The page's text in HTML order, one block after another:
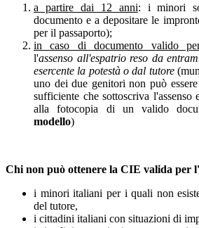
a partire dai 12 anni: i minori
documento e a depositare le
per il passaporto);
in caso di documento valido
l'assenso all'espatrio reso da
esercente la potestà o dal tutore
uno dei due genitori non può
sufficiente che sottoscriva l'assenso
alla fotocopia di un valido
modello)
Chi non può ottenere la CIE valida per
i minori italiani per i quali non
del tutore,
i cittadini italiani con situazioni di